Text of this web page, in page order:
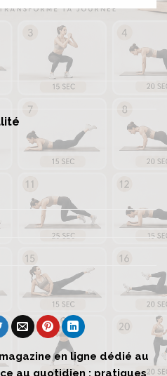
en ligne dédié au
au quotidien : pratiques